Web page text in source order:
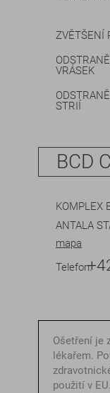
ZVĚTŠENÍ
VRÁSEK
STRIÍ
BCD
KOMPLEX
ANTALA
mapa
Telefon:
Ošetření je
lékařem.
použití v